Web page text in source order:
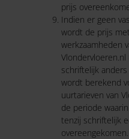
prijs
Indien er geen
wordt de prijs
werkzaamheden
schriftelijk
wordt berekend
uurtarieven van
de periode
tenzij schriftelijk
overeengekomen.